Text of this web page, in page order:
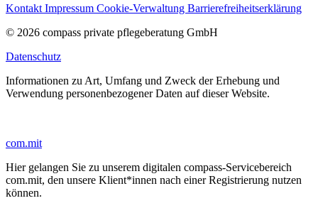
Kontakt Impressum Cookie-Verwaltung Barrierefreiheitserklärung
© 2026 compass private pflegeberatung GmbH
Datenschutz
Informationen zu Art, Umfang und Zweck der Erhebung und
Verwendung personenbezogener Daten auf dieser Website.
com.mit
Hier gelangen Sie zu unserem digitalen compass-Servicebereich
com.mit, den unsere Klient*innen nach einer Registrierung nutzen
können.